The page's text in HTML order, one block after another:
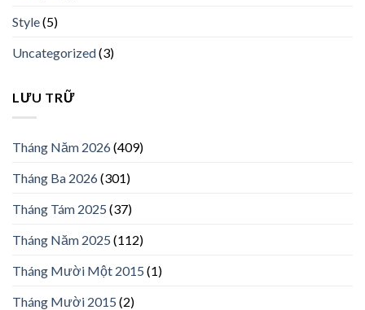
Style(5)
Uncategorized(3)
LƯU TRỮ
Tháng Năm 2026(409)
Tháng Ba 2026(301)
Tháng Tám 2025 (37)
Tháng Năm 2025 (112)
Tháng Mười Một 2015 (1)
Tháng Mười 2015 (2)